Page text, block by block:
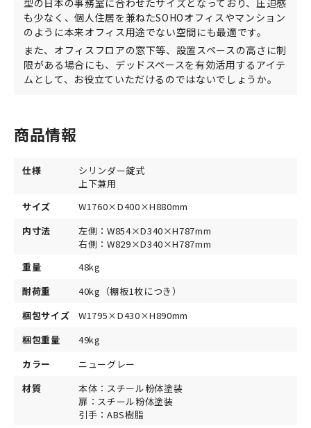
も少なく、個人住居を兼ねたSOHOオフィスやマンション
のように本来オフィス用途でない空間にも最適です。
また、オフィスフロアの窓下等、設置スペースの高さに制
限がある場合にも、デッドスペースを有効活用するアイテ
ムとして、お役立ていただけるのではないでしょうか。
商品情報
仕様
シリンダー錠式
上下兼用
サイズ
W1760×D400×H880mm
内寸法
左側：W854×D340×H787mm
右側：W829×D340×H787mm
重量
48kg
耐荷重
40kg（棚板1枚につき）
梱包サイズ
W1795×D430×H890mm
梱包重量
49kg
カラー
ニューグレー
材質
本体：スチール粉体塗装
扉：スチール粉体塗装
引手：ABS樹脂